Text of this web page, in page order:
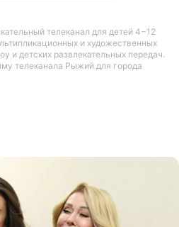
телеканал для детей 4−12
и художественных
и детских развлекательных передач.
телеканала Рыжий для города